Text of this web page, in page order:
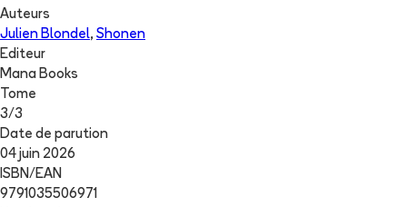
Auteurs
Julien Blondel, Shonen
Editeur
Mana Books
Tome
3/3
Date de parution
04 juin 2026
ISBN/EAN
9791035506971